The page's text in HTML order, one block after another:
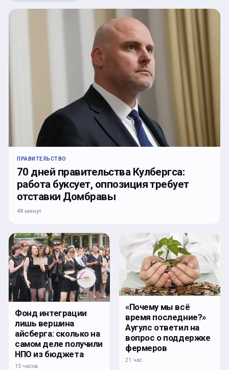
ПРАВИТЕЛЬСТВО
70 дней правительства Кулбергса:
работа буксует, оппозиция требует
отставки Домбравы
48 минут
Фонд интеграции
лишь вершина
айсберга: сколько на
самом деле получили
НПО из бюджета
15 часов
«Почему мы всё
время последние?»
Аугулс ответил на
вопрос о поддержке
фермеров
21 час